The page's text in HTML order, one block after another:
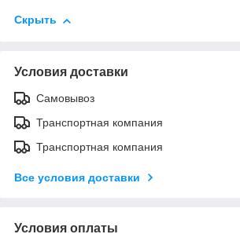
Скрыть
Условия доставки
Самовывоз
Транспортная компания
Транспортная компания
Все условия доставки
Условия оплаты